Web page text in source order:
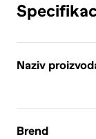
Naziv
Brend